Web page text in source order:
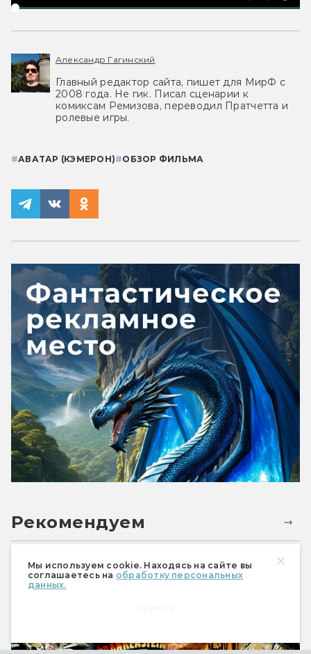
Мы используем cookie. Находясь на сайте вы
соглашаетесь на обработку персональных
данных.
Александр Гагинский
Главный редактор сайта, пишет для МирФ с
2008 года. Не гик. Писал сценарии к
комиксам Ремизова, переводил Пратчетта и
ролевые игры.
#АВАТАР (КЭМЕРОН)#ОБЗОР ФИЛЬМА
Рекомендуем